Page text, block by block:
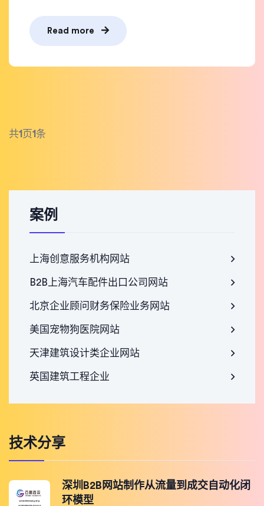
Read more
共1 页1条
案例
上海创意服务机构网站
B2B上海汽车配件出口公司网站
北京企业顾问财务保险业务网站
美国宠物狗医院网站
天津建筑设计类企业网站
英国建筑工程企业
技术分享
深圳B2B网站制作从流量到成交自动化闭
环模型